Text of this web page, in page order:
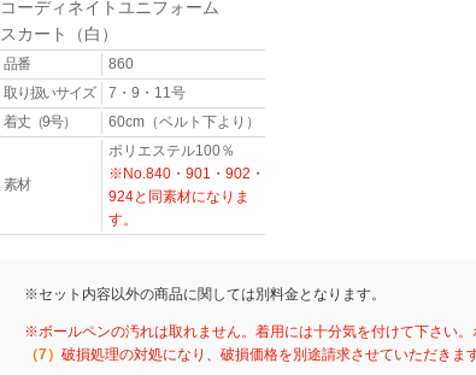
コーディネイトユニフォーム
スカート（白）
品番
860
取り扱いサイズ
7・9・11号
着丈（9号）
60cm（ベルト下より）
素材
ポリエステル100％
※No.840・901・902・
924と同素材になりま
す。
※セット内容以外の商品に関しては別料金となります。
※ボールペンの汚れは取れません。着用には十分気を付けて下さい。
（7） 破損処理の対処になり、破損価格を別途請求させていただきます